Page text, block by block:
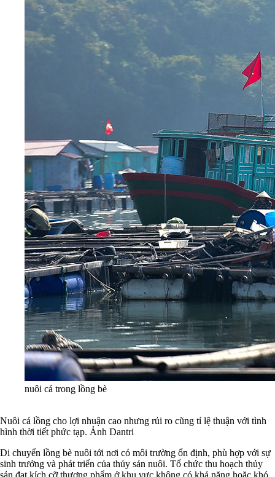
nuôi cá trong lồng bè
Nuôi cá lồng cho lợi nhuận cao nhưng rủi ro cũng tỉ lệ thuận với tình
hình thời tiết phức tạp. Ảnh Dantri
Di chuyển lồng bè nuôi tới nơi có môi trường ổn định, phù hợp với sự
sinh trưởng và phát triển của thủy sản nuôi. Tổ chức thu hoạch thủy
sản đạt kích cỡ thương phẩm ở khu vực không có khả năng hoặc khó